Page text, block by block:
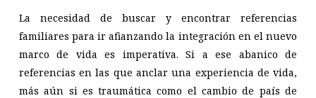
La necesidad de buscar y encontrar referencias
familiares para ir afianzando la integración en el nuevo
marco de vida es imperativa. Si a ese abanico de
referencias en las que anclar una experiencia de vida,
más aún si es traumática como el cambio de país de